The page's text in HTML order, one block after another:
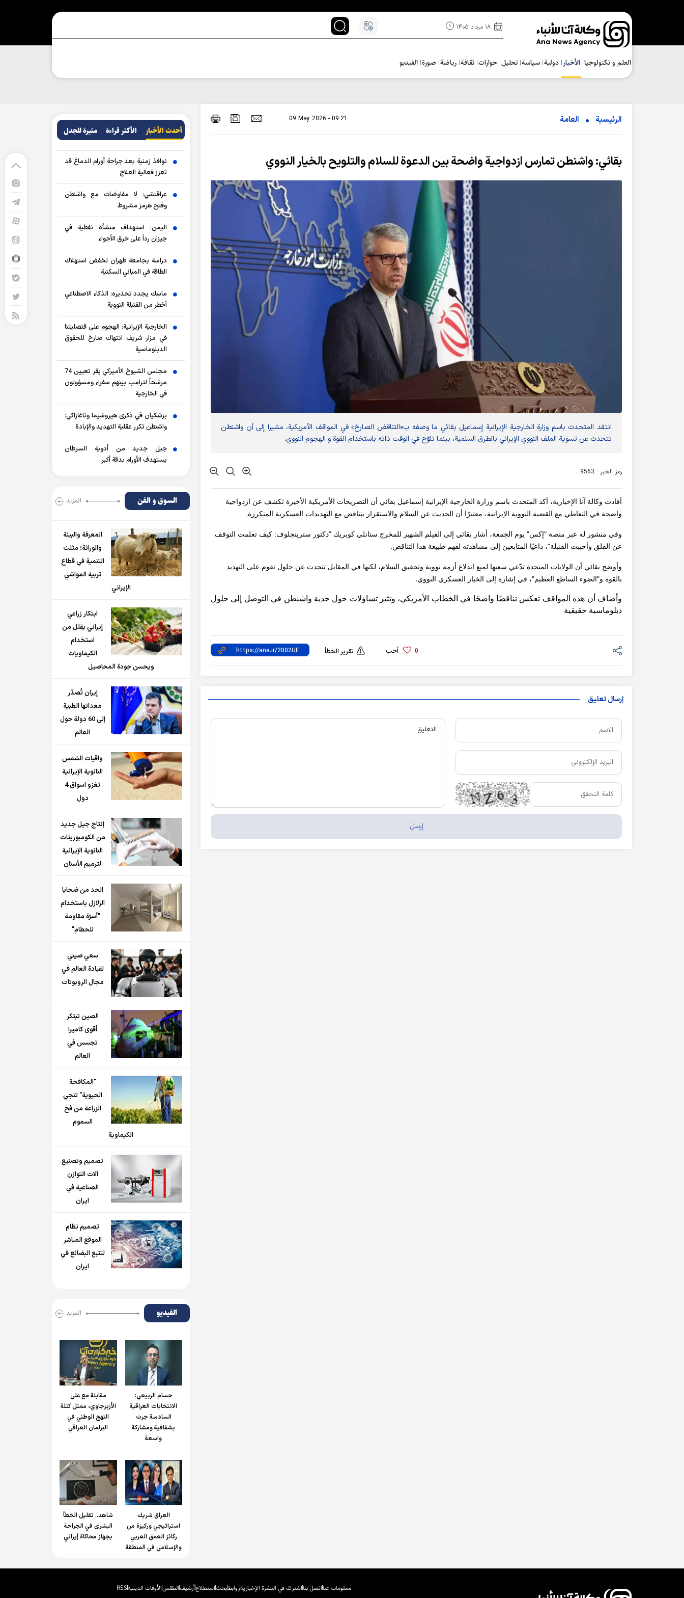
۱۸ مرداد ۱۴۰۵
العلم و تکنولوجیا الأخبار دولية سياسة تحلیل حوارات ثقافة رياضة صورة الفيديو
الرئيسية العامة 09 May 2026 - 09:21
بقائي: واشنطن تمارس ازدواجية واضحة بين الدعوة للسلام والتلويح بالخيار النووي
انتقد المتحدث باسم وزارة الخارجیة الإیرانیة إسماعیل بقائي ما وصفه ب«التناقض الصارخ» في المواقف الأمریکیة، مشیرا إلی أن واشنطن
تتحدث عن تسویة الملف النووي الإیراني بالطرق السلمیة، بینما تلوّح في الوقت ذاته باستخدام القوة و الهجوم النووي.
رمز الخبر : 9563
أفادت وکالة آنا الإخباریة، أكد المتحدث باسم وزارة الخارجية الإيرانية إسماعيل بقائي أن التصريحات الأمريكية الأخيرة تكشف عن ازدواجية
واضحة في التعاطي مع القضية النووية الإيرانية، معتبرًا أن الحديث عن السلام والاستقرار يتناقض مع التهديدات العسكرية المتكررة.
وفي منشور له عبر منصة "إكس" يوم الجمعة، أشار بقائي إلى الفيلم الشهير للمخرج ستانلي كوبريك "دكتور سترينجلوف: كيف تعلمت التوقف
عن القلق وأحببت القنبلة"، داعيًا المتابعين إلى مشاهدته لفهم طبيعة هذا التناقض.
وأوضح بقائي أن الولايات المتحدة تدّعي سعيها لمنع اندلاع أزمة نووية وتحقيق السلام، لكنها في المقابل تتحدث عن حلول تقوم على التهديد
بالقوة و"الضوء الساطع العظيم"، في إشارة إلى الخيار العسكري النووي.
وأضاف أن هذه المواقف تعكس تناقضًا واضحًا في الخطاب الأمريكي، وتثير تساؤلات حول جدية واشنطن في التوصل إلى حلول
دبلوماسية حقيقية
0 أحب تقرير الخطأ
إرسال تعليق
أحدث الأخبار الأکثر قراءة مثيرة للجدل
نوافذ زمنية بعد جراحة أورام الدماغ قد
تعزز فعالية العلاج
عراقتشي: لا مفاوضات مع واشنطن
وفتح هرمز مشروط
اليمن: استهداف منشأة نفطية في
جيزان رداً على خرق الأجواء
دراسة بجامعة طهران لخفض استهلاك
الطاقة في المباني السكنية
ماسك يجدد تحذيره: الذكاء الاصطناعي
أخطر من القنبلة النووية
الخارجية الإيرانية: الهجوم على قنصليتنا
في مزار شريف انتهاك صارخ للحقوق
الدبلوماسية
مجلس الشيوخ الأميركي يقر تعيين 74
مرشحاً لترامب بينهم سفراء ومسؤولون
في الخارجية
بزشكيان في ذكرى هيروشيما وناغازاكي:
واشنطن تكرر عقلية التهديد والإبادة
جيل جديد من أدوية السرطان
يستهدف الأورام بدقة أكبر
السوق و الفن المزید
المعرفة والبيئة
والوراثة؛ مثلث
التنمية في قطاع
تربية المواشي
الإيراني
ابتكار زراعي
إيراني يقلل من
استخدام
الكيماويات
ويحسن جودة المحاصيل
إيران تُصدّر
معداتها الطبية
إلى 60 دولة حول
العالم
واقيات الشمس
النانوية الإيرانية
تغزو اسواق 4
دول
إنتاج جيل جديد
من الكومبوزيتات
النانوية الإيرانية
لترميم الأسنان
الحد من ضحايا
الزلازل باستخدام
"أسرّة مقاومة
للحطام"
سعي صيني
لقيادة العالم في
مجال الروبوتات
الصين تبتكر
أقوى كاميرا
تجسس في
العالم
"المكافحة
الحيوية" تنجي
الزراعة من فخ
السموم
الكيماوية
تصميم وتصنيع
آلات التوازن
الصناعية في
ايران
تصميم نظام
الموقع المباشر
لتتبع البضائع في
ايران
الفیدیو المزید
حسام الربیعي:
الانتخابات العراقية
السادسة جرت
بشفافية ومشاركة
واسعة
مقابلة مع علي
الأزبرجاوي، ممثل كتلة
النهج الوطني في
البرلمان العراقي
العراق شريك
استراتيجي وركيزة من
ركائز العمق العربي
والإسلامي في المنطقة
شاهد.. تقليل الخطأ
البشري في الجراحة
بجهاز محاكاة إيراني
معلومات عنااتصل بنااشترك في النشرة الإخباريةروابطبحثاستطلاعأرشيفالطقسالأوقات الدينيةRSS